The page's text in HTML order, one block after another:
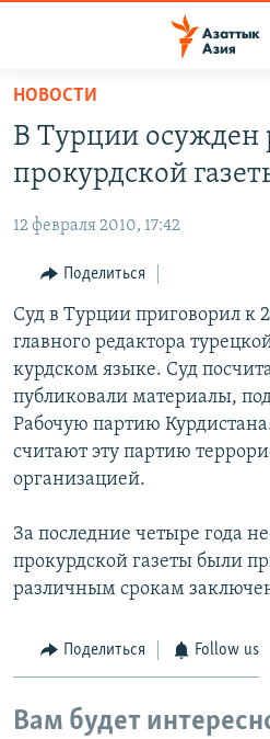
Вернуться
основному
содержанию
Вернутся
навигации
Вернутся
поиску
КАЗАХСТАН
УЗБЕКИСТАН
ТАДЖИКИСТАН
НОВОСТИ
ВОЙНА В УКРАИНЕ
НА ДРУГИХ ЯЗЫКАХ
ҚАЗАҚША
КЫРГЫЗЧА
ТОҶИКӢ
TÜRKMENÇE
Все сайты РСЕ/РС
НОВОСТИ
В Турции осужден
прокурдской
12 февраля 2010, 17:42
Поделиться
Суд в Турции приговорил к
главного редактора
курдском языке. Суд
публиковали материалы,
Рабочую партию
считают эту партию
организацией.
За последние четыре года
прокурдской газеты были
различным срокам
Поделиться Follow us
Вам будет